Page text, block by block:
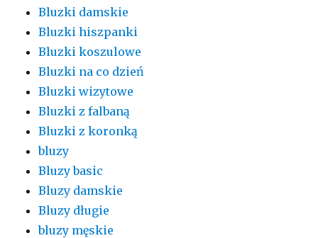
Bluzki damskie
Bluzki hiszpanki
Bluzki koszulowe
Bluzki na co dzień
Bluzki wizytowe
Bluzki z falbaną
Bluzki z koronką
bluzy
Bluzy basic
Bluzy damskie
Bluzy długie
bluzy męskie